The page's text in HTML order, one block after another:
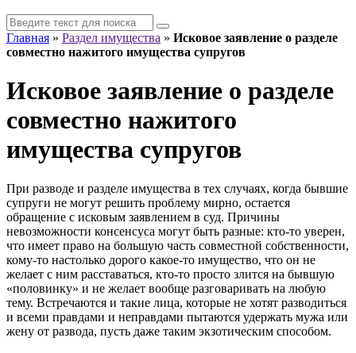
Главная » Раздел имущества » Исковое заявление о разделе
совместно нажитого имущества супругов
Исковое заявление о разделе
совместно нажитого
имущества супругов
При разводе и разделе имущества в тех случаях, когда бывшие
супруги не могут решить проблему мирно, остается
обращение с исковым заявлением в суд. Причины
невозможности консенсуса могут быть разные: кто-то уверен,
что имеет право на большую часть совместной собственности,
кому-то настолько дорого какое-то имущество, что он не
желает с ним расставаться, кто-то просто злится на бывшую
«половинку» и не желает вообще разговаривать на любую
тему. Встречаются и такие лица, которые не хотят разводиться
и всеми правдами и неправдами пытаются удержать мужа или
жену от развода, пусть даже таким экзотическим способом.